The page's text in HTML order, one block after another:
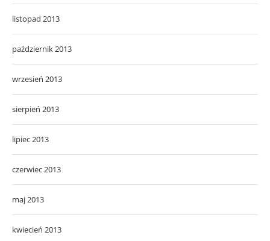
listopad 2013
październik 2013
wrzesień 2013
sierpień 2013
lipiec 2013
czerwiec 2013
maj 2013
kwiecień 2013